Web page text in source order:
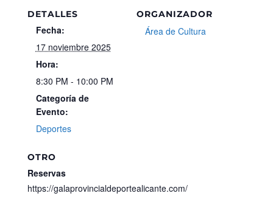
DETALLES
Fecha:
17 noviembre 2025
Hora:
8:30 PM - 10:00 PM
Categoría de
Evento:
Deportes
ORGANIZADOR
Área de Cultura
OTRO
Reservas
https://galaprovincialdeportealicante.com/